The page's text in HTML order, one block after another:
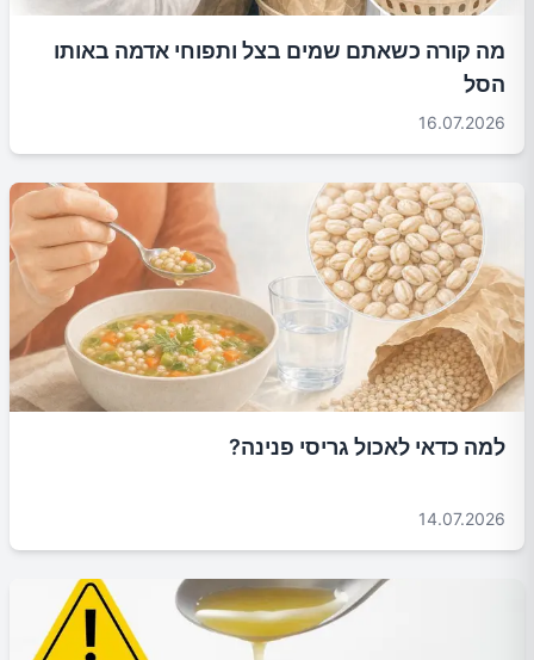
מה קורה כשאתם שמים בצל ותפוחי אדמה באותו
הסל
16.07.2026
למה כדאי לאכול גריסי פנינה?
14.07.2026